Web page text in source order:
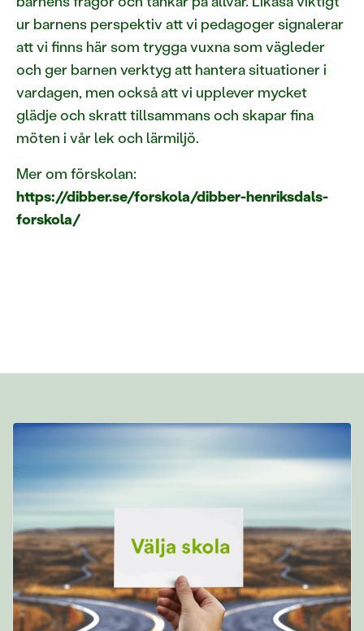
ur barnens perspektiv att vi pedagoger signalerar
att vi finns här som trygga vuxna som vägleder
och ger barnen verktyg att hantera situationer i
vardagen, men också att vi upplever mycket
glädje och skratt tillsammans och skapar fina
möten i vår lek och lärmiljö.
Mer om förskolan:
https://dibber.se/forskola/dibber-henriksdals-
forskola/